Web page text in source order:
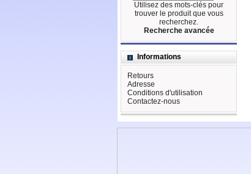
Utilisez des mots-clés pour
trouver le produit que vous
recherchez.
Recherche avancée
Informations
Retours
Adresse
Conditions d'utilisation
Contactez-nous